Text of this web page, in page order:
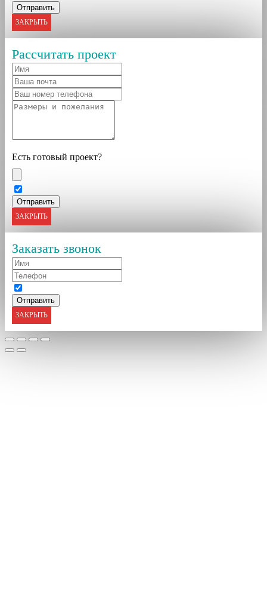
ЗАКРЫТЬ
Рассчитать проект
Есть готовый проект?
ЗАКРЫТЬ
Заказать звонок
ЗАКРЫТЬ